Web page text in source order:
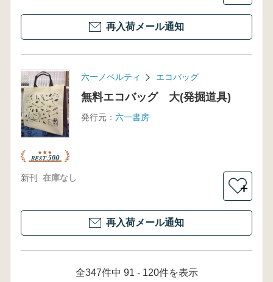
再入荷メール通知
六一ノベルティ エコバッグ
無料エコバッグ 大(発掘道具)
発行元： 六一書房
新刊 在庫なし
＋
再入荷メール通知
全347件中 91 - 120件を表示